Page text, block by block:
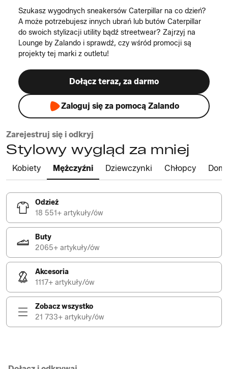
Szukasz wygodnych sneakersów Caterpillar na co dzień?
A może potrzebujesz innych ubrań lub butów Caterpillar
do swoich stylizacji utility bądź streetwear? Zajrzyj na
Lounge by Zalando i sprawdź, czy wśród promocji są
projekty tej marki z outletu!
Dołącz teraz, za darmo
Zaloguj się za pomocą Zalando
Zarejestruj się i odkryj
Stylowy wygląd za mniej
Kobiety Mężczyźni Dziewczynki Chłopcy Dom
Odzież
18 551+ artykuły/ów
Buty
2065+ artykuły/ów
Akcesoria
1117+ artykuły/ów
Zobacz wszystko
21 733+ artykuły/ów